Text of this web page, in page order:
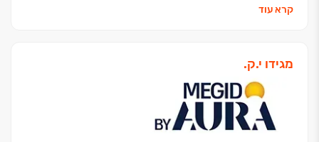
אשל הירדן שמה את טובת הלקוחות בראש סדר העדיפויות
מעל 30 שנה של התמחות בבנייה רוויה, סמי רוויה,
פרויקטים במחיר למשתכן וצמודי קרקע, שטחי מסחר
ומשרדים. עשרות אלפי יחידות דיור בארץ ובחו"ל שהוקמו
ואוכלסו עם דגש מיוחד על תכנון אדריכלי ייחודי ויצירתי
המאפיין ומבליט את הפרויקטים. דגש מיוחד ניתן גם
קרא עוד
מגידו י.ק.